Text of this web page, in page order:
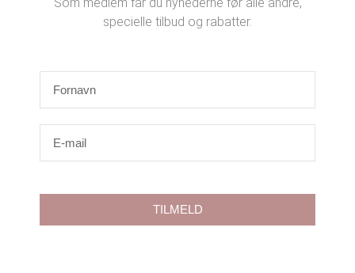
Som medlem får du nyhederne før alle andre,
specielle tilbud og rabatter.
TILMELD